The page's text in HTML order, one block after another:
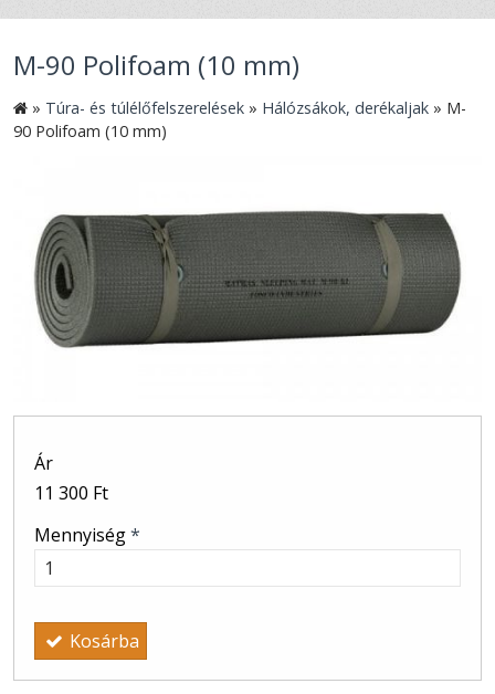
M-90 Polifoam (10 mm)
» Túra- és túlélőfelszerelések » Hálózsákok, derékaljak » M-
90 Polifoam (10 mm)
Ár
11 300 Ft
Mennyiség*
Kosárba